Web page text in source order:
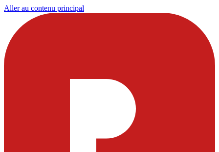
Aller au contenu principal